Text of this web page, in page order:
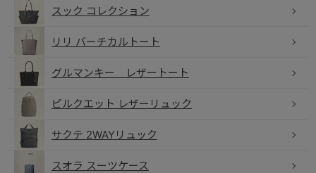
スック コレクション
リリ バーチカルトート
グルマンキー レザートート
ピルクエット レザーリュック
サクテ 2WAYリュック
スオラ スーツケース